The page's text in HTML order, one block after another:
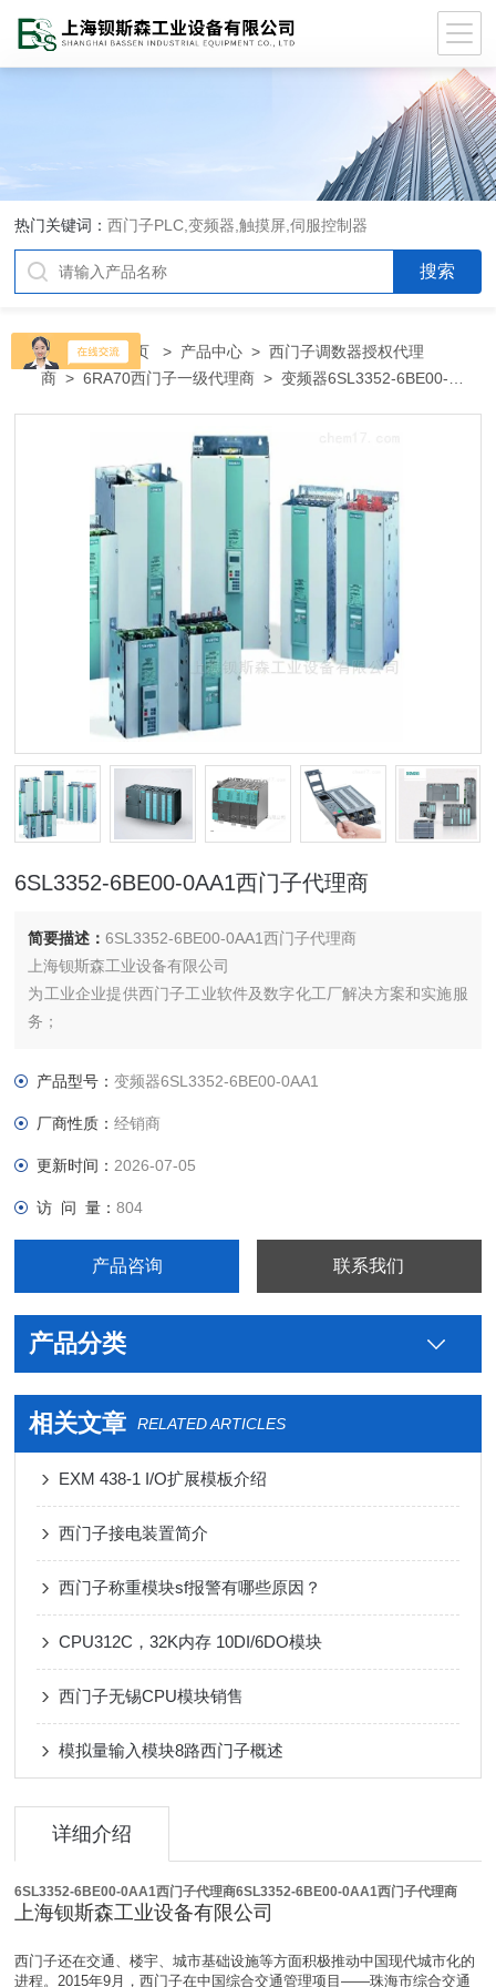
热门关键词：西门子PLC,变频器,触摸屏,伺服控制器
当前位置：首页 > 产品中心 >西门子调数器授权代理
商 >6RA70西门子一级代理商 > 变频器6SL3352-6BE00-
6SL3352-6BE00-0AA1西门子代理商
简要描述：6SL3352-6BE00-0AA1西门子代理商
上海钡斯森工业设备有限公司
为工业企业提供西门子工业软件及数字化工厂解决方案和实施服
务；
低压元器件、智能仪表等电气控制、传动 产品及高、中、低压、
6SE7031-8TF60-Z西门子代理商
产品型号：变频器6SL3352-6BE00-0AA1
厂商性质：经销商
更新时间： 2026-07-05
访 问 量：804
产品咨询 联系我们
产品分类
相关文章 RELATED ARTICLES
EXM 438-1 I/O扩展模板介绍
西门子接电装置简介
西门子称重模块sf报警有哪些原因？
CPU312C，32K内存 10DI/6DO模块
西门子无锡CPU模块销售
模拟量输入模块8路西门子概述
详细介绍
6SL3352-6BE00-0AA1西门子代理商6SL3352-6BE00-0AA1西门子代理商
上海钡斯森工业设备有限公司
西门子还在交通、楼宇、城市基础设施等方面积极推动中国现代城市化的
进程。2015年9月，西门子在中国综合交通管理项目——珠海市综合交通